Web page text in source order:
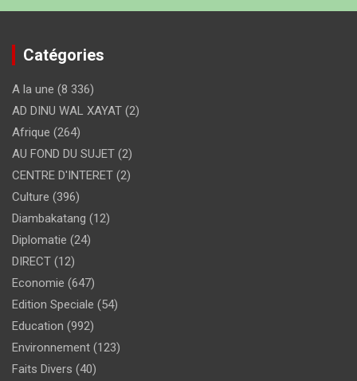
Catégories
A la une (8 336)
AD DINU WAL XAYAT (2)
Afrique (264)
AU FOND DU SUJET (2)
CENTRE D'INTERET (2)
Culture (396)
Diambakatang (12)
Diplomatie (24)
DIRECT (12)
Economie (647)
Edition Speciale (54)
Education (992)
Environnement (123)
Faits Divers (40)